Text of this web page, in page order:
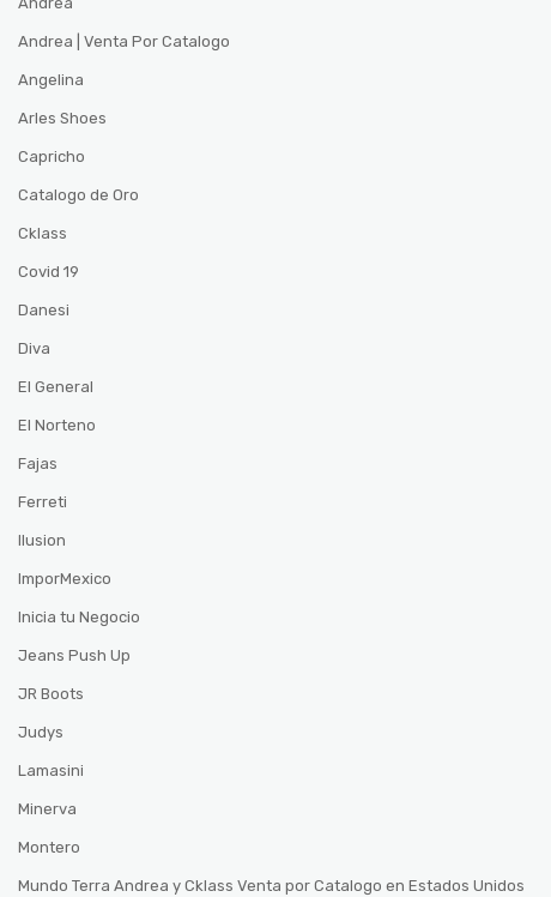
Andrea | Venta Por Catalogo
Angelina
Arles Shoes
Capricho
Catalogo de Oro
Cklass
Covid 19
Danesi
Diva
El General
El Norteno
Fajas
Ferreti
Ilusion
ImporMexico
Inicia tu Negocio
Jeans Push Up
JR Boots
Judys
Lamasini
Minerva
Montero
Mundo Terra Andrea y Cklass Venta por Catalogo en Estados Unidos